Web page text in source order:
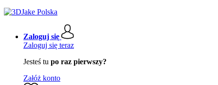
Zaloguj się
Zaloguj się teraz
Jesteś tu po raz pierwszy?
Załóż konto